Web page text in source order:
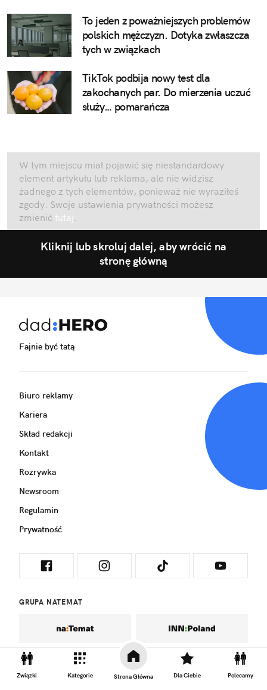
Związki Kategorie Strona Główna Dla Ciebie Polecamy
To jeden z poważniejszych problemów
polskich mężczyzn. Dotyka zwłaszcza
tych w związkach
TikTok podbija nowy test dla
zakochanych par. Do mierzenia uczuć
służy… pomarańcza
W tym miejscu miał pojawić się niestandardowy
element artykułu lub reklama, ale nie widzisz
żadnego z tych elementów, ponieważ nie wyraziłeś
zgody. Swoje ustawienia prywatności możesz
zmienić tutaj .
Kliknij lub skroluj dalej, aby wrócić na
stronę główną
Fajnie być tatą
Biuro reklamy
Kariera
Skład redakcji
Kontakt
Rozrywka
Newsroom
Regulamin
Prywatność
GRUPA NATEMAT